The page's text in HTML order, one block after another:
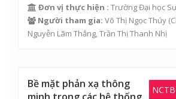
Đơn vị thực hiện : Trường Đại học
Người tham gia: Võ Thị Ngọc Thúy
Nguyễn Lãm Thắng,Trần Thị Thanh Nhị
Bề mặt phản xạ thông